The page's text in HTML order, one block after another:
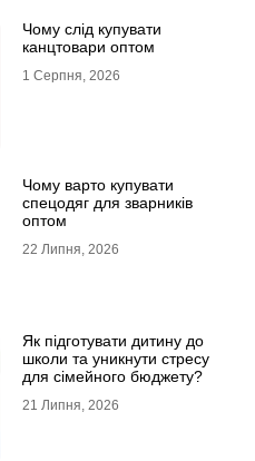
Чому слід купувати
канцтовари оптом
1 Серпня, 2026
Чому варто купувати
спецодяг для зварників
оптом
22 Липня, 2026
Як підготувати дитину до
школи та уникнути стресу
для сімейного бюджету?
21 Липня, 2026